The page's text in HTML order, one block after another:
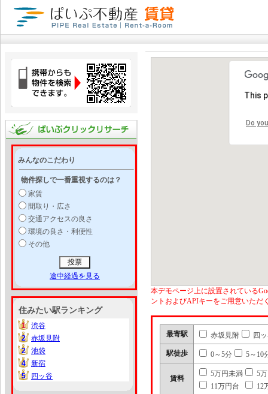
みんなのこだわり
物件探しで一番重視するのは？
家賃
間取り・広さ
交通アクセスの良さ
環境の良さ・利便性
その他
途中経過を見る
住みたい駅ランキング
1
1
渋谷
2
2
赤坂見附
2
2
池袋
4
4
新宿
5
5 四ッ谷
This
Do
本デモページ上に設置されている
ントおよびAPIキーをご用意いただ
最寄駅 赤坂見附 四
駅徒歩 0～5分 5～10
賃料
5万円未満
5
11万円台
12